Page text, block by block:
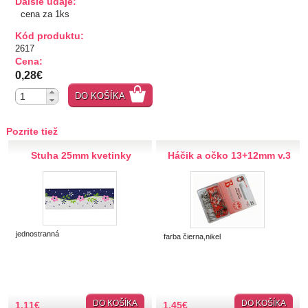
TIPY NA DARČEKY
Zľavnené
Aplikácie
Burda strihy
Dekorácie
cena za 1ks
Kód produktu:
2617
Cena:
0,28€
DO KOŠÍKA
Pozrite tiež
Stuha 25mm kvetinky
jednostranná
1,11€ DO KOŠÍKA
Háčik a očko 13+12mm v.3
farba čierna,nikel
1,45€ DO KOŠÍKA